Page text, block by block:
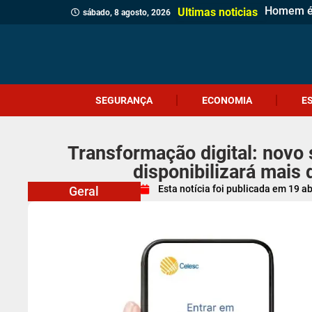
sábado, 8 agosto, 2026 Ultimas noticias Homem
Casa de
Gol
Polícia
Polícia
Sábado
Homem
Prouni
Ciclone-
Jovem
Câmara
Meninas
Projeto
SEGURANÇA ECONOMIA
Transformação digital:
disponibilizará mais
Geral Esta notícia foi publicada em 19